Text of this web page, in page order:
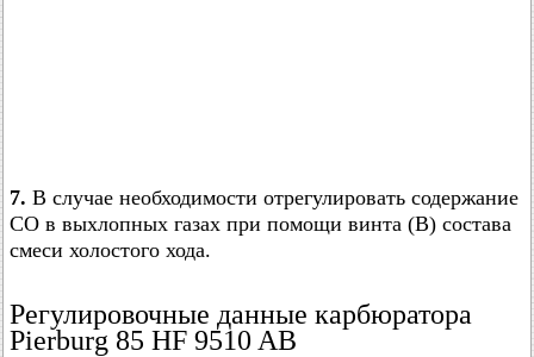
7. В случае необходимости отрегулировать содержание
CO в выхлопных газах при помощи винта (В) состава
смеси холостого хода.
Регулировочные данные карбюратора
Pierburg 85 HF 9510 AB